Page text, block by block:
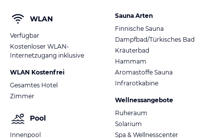
WLAN
Verfügbar
Kostenloser WLAN-
Internetzugang inklusive
WLAN Kostenfrei
Gesamtes Hotel
Zimmer
Pool
Innenpool
Sauna Arten
Finnische Sauna
Dampfbad/Türkisches Bad
Kräuterbad
Hammam
Aromastoffe Sauna
Infrarotkabine
Wellnessangebote
Ruheraum
Solarium
Spa & Wellnesscenter